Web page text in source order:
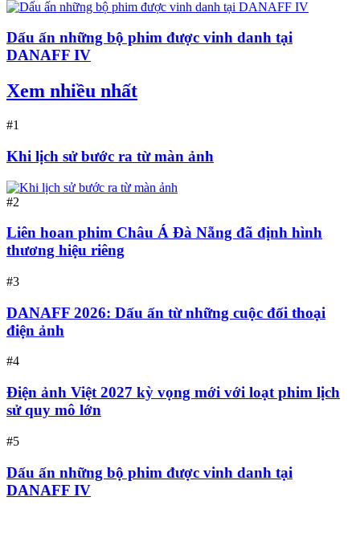
Dấu ấn những bộ phim được vinh danh tại
DANAFF IV
Xem nhiều nhất
#1
Khi lịch sử bước ra từ màn ảnh
#2
Liên hoan phim Châu Á Đà Nẵng đã định hình
thương hiệu riêng
#3
DANAFF 2026: Dấu ấn từ những cuộc đối thoại
điện ảnh
#4
Điện ảnh Việt 2027 kỳ vọng mới với loạt phim lịch
sử quy mô lớn
#5
Dấu ấn những bộ phim được vinh danh tại
DANAFF IV